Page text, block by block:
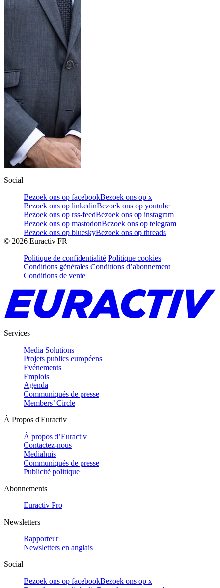
Social
Bezoek ons op facebookBezoek ons op x
Bezoek ons op linkedinBezoek ons op youtube
Bezoek ons op rss-feedBezoek ons op instagram
Bezoek ons op mastodonBezoek ons op telegram
Bezoek ons op blueskyBezoek ons op threads
© 2026 Euractiv FR
Politique de confidentialité Politique cookies
Conditions générales Conditions d’abonnement
Conditions de vente
Services
Media Solutions
Projets publics européens
Evénements
Emplois
Agenda
Communiqués de presse
Members’ Circle
À Propos d'Euractiv
À propos d’Euractiv
Contactez-nous
Mediahuis
Communiqués de presse
Publicité politique
Abonnements
Euractiv Pro
Newsletters
Rapporteur
Newsletters en anglais
Social
Bezoek ons op facebookBezoek ons op x